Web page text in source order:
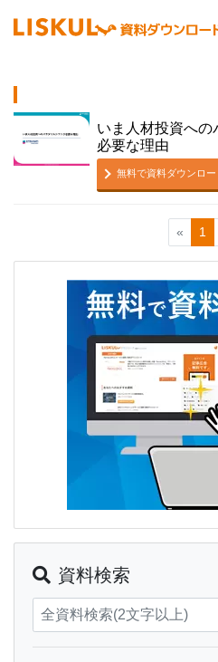
いま人材投資への
必要な理由
無料で資料ダウンロー
« 1
資料検索